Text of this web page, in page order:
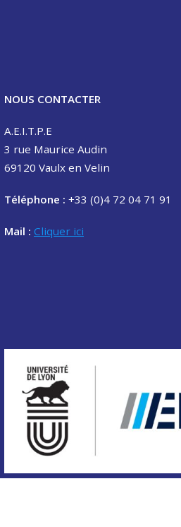
NOUS CONTACTER
A.E.I.T.P.E
3 rue Maurice Audin
69120 Vaulx en Velin
Téléphone : +33 (0)4 72 04 71 91
Mail : Cliquer ici